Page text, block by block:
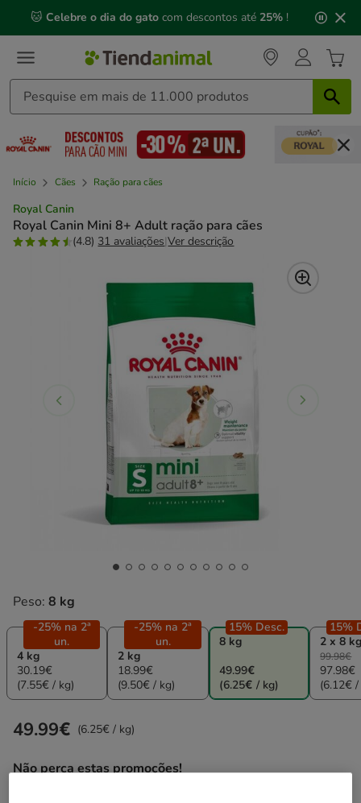
mensagem,
🐱 Celebre o dia do gato com descontos até 25% !
Início Cães Ração para cães
Royal Canin
Royal Canin Mini 8+ Adult ração para cães
(4.8) 31 avaliações|Ver descrição
Peso: 8 kg
4 kg
-25% na 2ª
un.
30.19€
(7.55€ / kg)
2 kg
-25% na 2ª
un.
18.99€
(9.50€ / kg)
8 kg
15% Desc.
49.99€
(6.25€ / kg)
2 x 8
15%
99.98€
97.98€
(6.12€
Não perca estas promoções!
Preço 49.99€, 6.25 EUR por kg
49.99€ (6.25€ / kg)